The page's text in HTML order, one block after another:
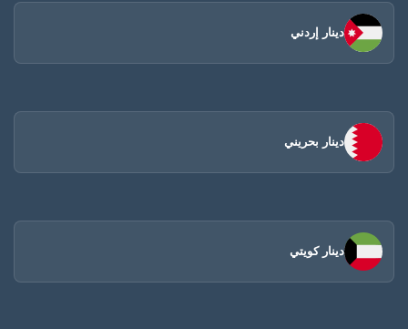
دينار إردني
دينار بحريني
دينار كويتي